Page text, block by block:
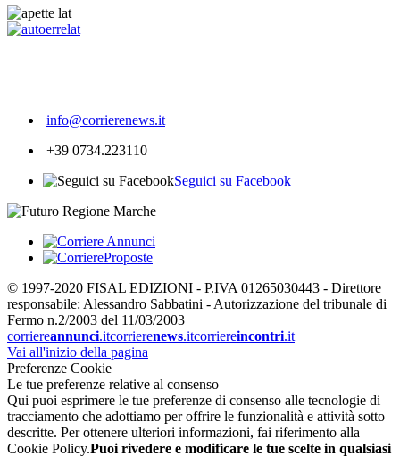
info@corrierenews.it
+39 0734.223110
Seguici su Facebook
© 1997-2020 FISAL EDIZIONI - P.IVA 01265030443 - Direttore
responsabile: Alessandro Sabbatini - Autorizzazione del tribunale di
Fermo n.2/2003 del 11/03/2003
corriereannunci.itcorrierenews.itcorriereincontri.it
Vai all'inizio della pagina
Preferenze Cookie
Le tue preferenze relative al consenso
Qui puoi esprimere le tue preferenze di consenso alle tecnologie di
tracciamento che adottiamo per offrire le funzionalità e attività sotto
descritte. Per ottenere ulteriori informazioni, fai riferimento alla
Cookie Policy.Puoi rivedere e modificare le tue scelte in qualsiasi